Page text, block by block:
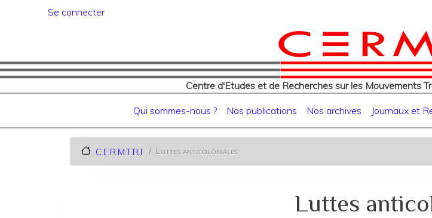
contenu
Menu du compte de l'utilisateur
Se connecter
Centre d'Etudes et de Recherches sur les Mouvements
Navigation principale
Qui sommes-nous ? Nos publications Nos archives Journaux et
C.E.R.M.T.R.I Luttes anticoloniales
Luttes